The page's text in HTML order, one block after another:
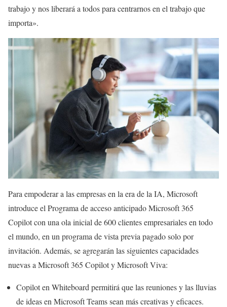
trabajo y nos liberará a todos para centrarnos en el trabajo que
importa».
Para empoderar a las empresas en la era de la IA, Microsoft
introduce el Programa de acceso anticipado Microsoft 365
Copilot con una ola inicial de 600 clientes empresariales en todo
el mundo, en un programa de vista previa pagado solo por
invitación. Además, se agregarán las siguientes capacidades
nuevas a Microsoft 365 Copilot y Microsoft Viva:
Copilot en Whiteboard permitirá que las reuniones y las lluvias
de ideas en Microsoft Teams sean más creativas y eficaces.